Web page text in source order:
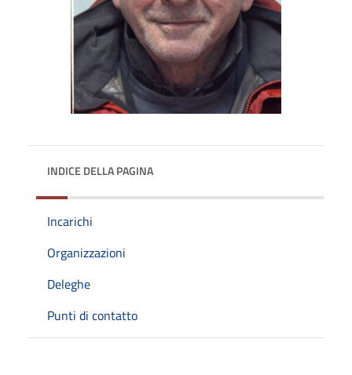
INDICE DELLA PAGINA
Incarichi
Organizzazioni
Deleghe
Punti di contatto